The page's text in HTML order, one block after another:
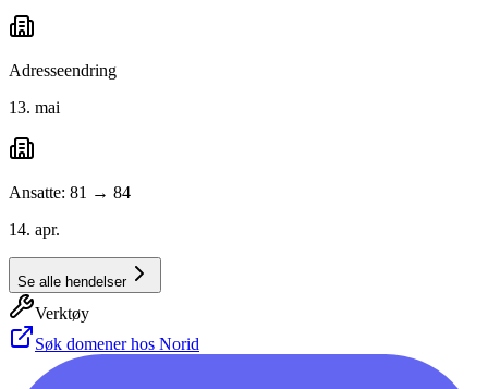
Adresseendring
13. mai
Ansatte: 81 → 84
14. apr.
Se alle hendelser
Verktøy
Søk domener hos Norid